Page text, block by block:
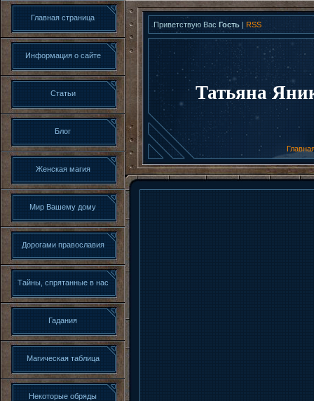
Главная страница
Информация о сайте
Статьи
Блог
Женская магия
Мир Вашему дому
Дорогами православия
Тайны, спрятанные в нас
Гадания
Магическая таблица
Некоторые обряды
Приветствую Вас Гость | RSS
Татьяна